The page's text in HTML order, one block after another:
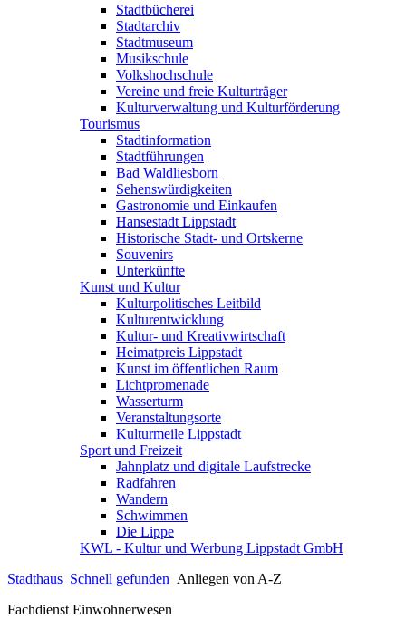
Stadtbücherei
Stadtarchiv
Stadtmuseum
Musikschule
Volkshochschule
Vereine und freie Kulturträger
Kulturverwaltung und Kulturförderung
Tourismus
Stadtinformation
Stadtführungen
Bad Waldliesborn
Sehenswürdigkeiten
Gastronomie und Einkaufen
Hansestadt Lippstadt
Historische Stadt- und Ortskerne
Souvenirs
Unterkünfte
Kunst und Kultur
Kulturpolitisches Leitbild
Kulturentwicklung
Kultur- und Kreativwirtschaft
Heimatpreis Lippstadt
Kunst im öffentlichen Raum
Lichtpromenade
Wasserturm
Veranstaltungsorte
Kulturmeile Lippstadt
Sport und Freizeit
Jahnplatz und digitale Laufstrecke
Radfahren
Wandern
Schwimmen
Die Lippe
KWL - Kultur und Werbung Lippstadt GmbH
Stadthaus Schnell gefunden Anliegen von A-Z
Fachdienst Einwohnerwesen